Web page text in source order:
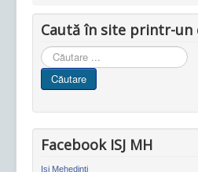
Caută în site printr-un
Cauta
in
site
Căutare
Facebook ISJ MH
Isj Mehedinti